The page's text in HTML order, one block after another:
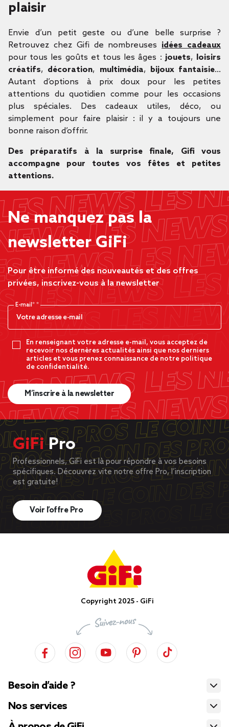
plaisir
Envie d’un petit geste ou d’une belle surprise ?
Retrouvez chez Gifi de nombreuses idées cadeaux
pour tous les goûts et tous les âges : jouets, loisirs
créatifs, décoration, multimédia, bijoux fantaisie…
Autant d’options à prix doux pour les petites
attentions du quotidien comme pour les occasions
plus spéciales. Des cadeaux utiles, déco, ou
simplement pour faire plaisir : il y a toujours une
bonne raison d’offrir.
Des préparatifs à la surprise finale, Gifi vous
accompagne pour toutes vos fêtes et petites
attentions.
Ne manquez pas la
newsletter GiFi
Pour être informé des nouveautés et des offres
privées, inscrivez-vous à la newsletter
E-mail*
En renseignant votre adresse e-mail, vous acceptez de
recevoir nos dernères actualités ainsi que nos derniers
articles et vous prenez connaissance de notre politique
de confidentialité.
M’inscrire à la newsletter
GiFiPro
Professionnels, GiFi est là pour répondre à vos besoins
spécifiques. Découvrez vite notre offre Pro, l’inscription
est gratuite!
Voir l’offre Pro
Copyright 2025 - GiFi
Besoin d’aide ?
Nos services